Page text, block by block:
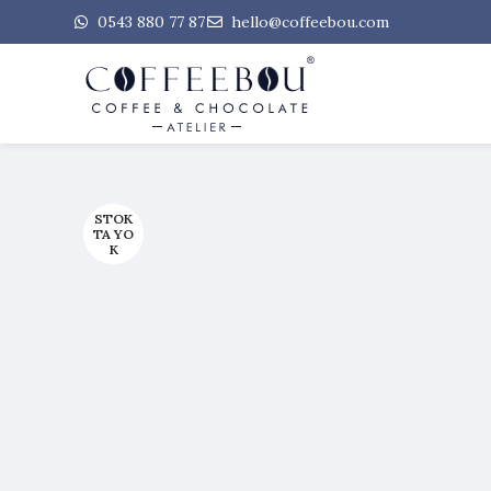
0543 880 77 87 hello@coffeebou.com
STOK
TA YO
K